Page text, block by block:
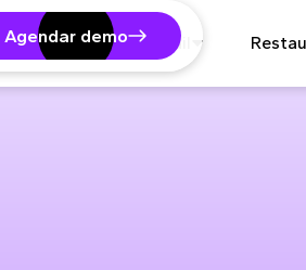
Retail
Agendar demo